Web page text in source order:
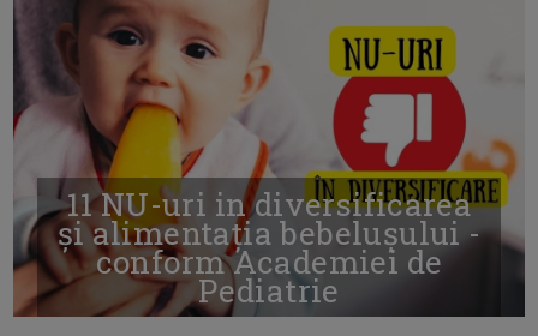
11 NU-uri in diversificarea
și alimentația bebelușului -
conform Academiei de
Pediatrie